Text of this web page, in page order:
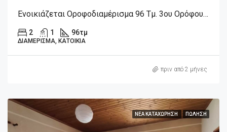
Ενοικιάζεται Οροφοδιαμέρισμα 96 Τμ. 3ου Ορόφου Στην Λιβαδειά Βοιωτίας.
2 1 96τμ
ΔΙΑΜΈΡΙΣΜΑ, ΚΑΤΟΙΚΊΑ
πριν από 2 μήνες
ΝΈΑ ΚΑΤΑΧΏΡΗΣΗ ΠΏΛΗΣΗ